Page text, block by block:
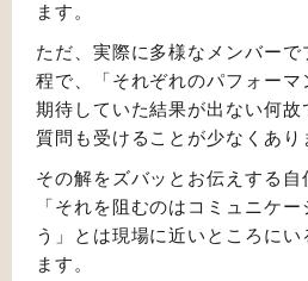
ます。
ただ、実際に多様なメンバーで
程で、「それぞれのパフォーマ
期待していた結果が出ない何故
質問も受けることが少なくあり
その解をズバッとお伝えする自
「それを阻むのはコミュニケ
う」とは現場に近いところに
ます。